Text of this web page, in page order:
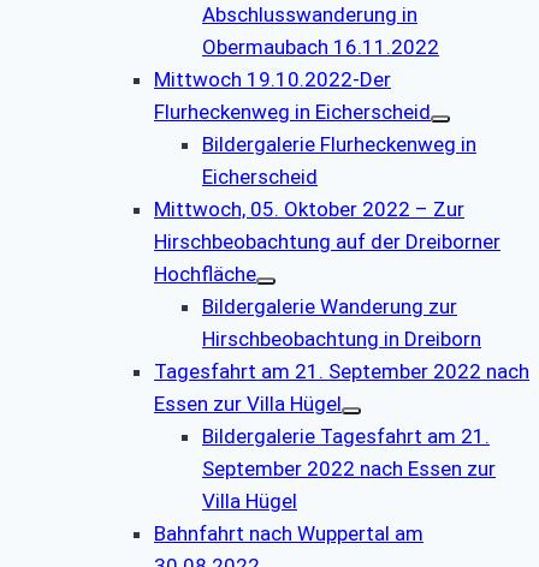
Abschlusswanderung in
Obermaubach 16.11.2022
Mittwoch 19.10.2022-Der
Flurheckenweg in Eicherscheid
Bildergalerie Flurheckenweg in
Eicherscheid
Mittwoch, 05. Oktober 2022 – Zur
Hirschbeobachtung auf der Dreiborner
Hochfläche
Bildergalerie Wanderung zur
Hirschbeobachtung in Dreiborn
Tagesfahrt am 21. September 2022 nach
Essen zur Villa Hügel
Bildergalerie Tagesfahrt am 21.
September 2022 nach Essen zur
Villa Hügel
Bahnfahrt nach Wuppertal am